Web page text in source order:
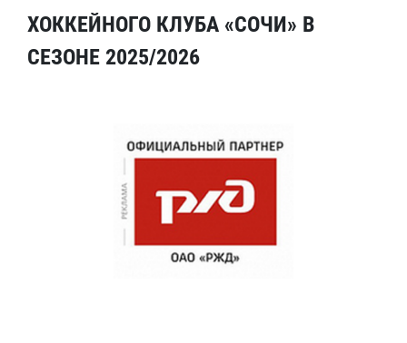
ХОККЕЙНОГО КЛУБА «СОЧИ» В
СЕЗОНЕ 2025/2026